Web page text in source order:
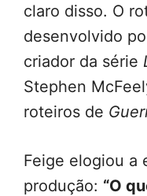
claro disso. O
desenvolvido
criador da série
Stephen
roteiros de
Feige elogiou a
produção: “O